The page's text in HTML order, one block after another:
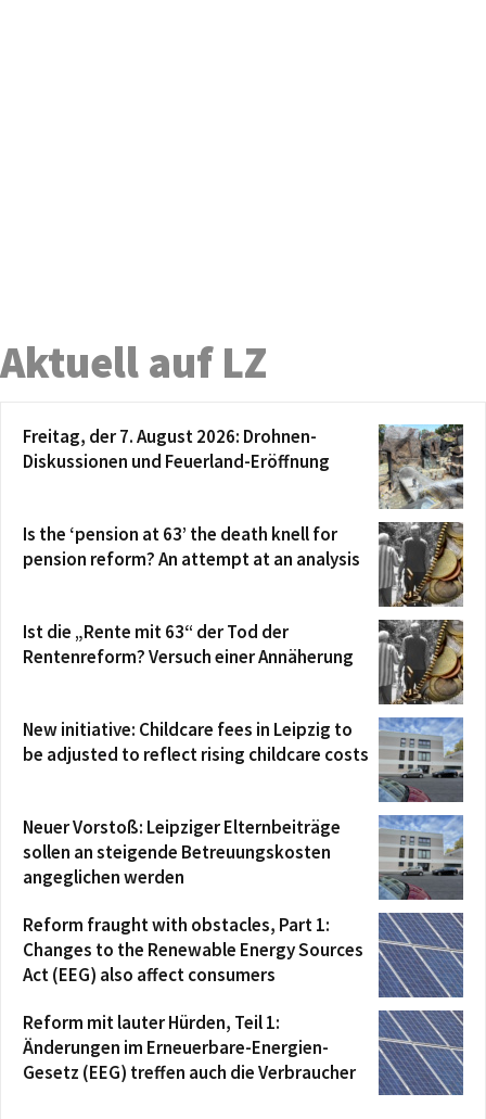
Aktuell auf LZ
Freitag, der 7. August 2026: Drohnen-
Diskussionen und Feuerland-Eröffnung
Is the ‘pension at 63’ the death knell for
pension reform? An attempt at an analysis
Ist die „Rente mit 63“ der Tod der
Rentenreform? Versuch einer Annäherung
New initiative: Childcare fees in Leipzig to
be adjusted to reflect rising childcare costs
Neuer Vorstoß: Leipziger Elternbeiträge
sollen an steigende Betreuungskosten
angeglichen werden
Reform fraught with obstacles, Part 1:
Changes to the Renewable Energy Sources
Act (EEG) also affect consumers
Reform mit lauter Hürden, Teil 1:
Änderungen im Erneuerbare-Energien-
Gesetz (EEG) treffen auch die Verbraucher